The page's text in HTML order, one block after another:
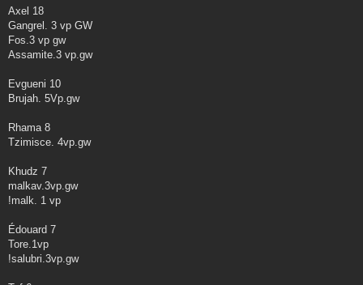
Axel 18
Gangrel. 3 vp GW
Fos.3 vp gw
Assamite.3 vp.gw
Evgueni 10
Brujah. 5Vp.gw
Rhama 8
Tzimisce. 4vp.gw
Khudz 7
malkav.3vp.gw
!malk. 1 vp
Édouard 7
Tore.1vp
!salubri.3vp.gw